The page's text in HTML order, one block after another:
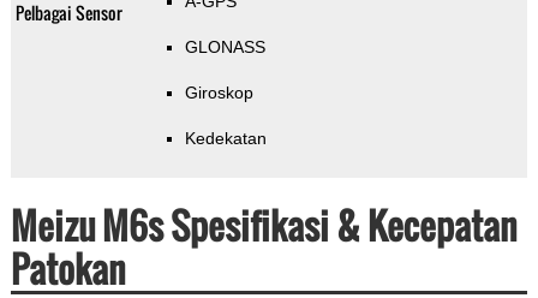
Pelbagai Sensor
GLONASS
Giroskop
Kedekatan
Meizu M6s Spesifikasi & Kecepatan
Patokan